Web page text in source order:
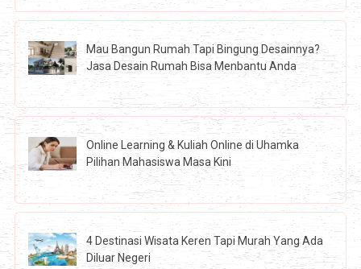
Mau Bangun Rumah Tapi Bingung Desainnya?
Jasa Desain Rumah Bisa Menbantu Anda
Online Learning & Kuliah Online di Uhamka
Pilihan Mahasiswa Masa Kini
4 Destinasi Wisata Keren Tapi Murah Yang Ada
Diluar Negeri